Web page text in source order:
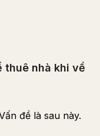
thuê nhà khi về
đề là sau này.